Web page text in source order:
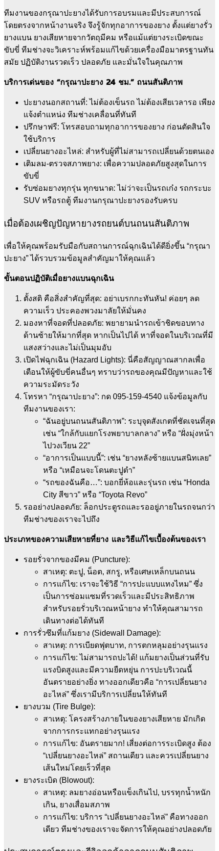
ทีมงานของกรุณาปะยางได้รับการอบรมและมีประสบการณ์
โดยตรงจากหน้างานจริง จึงรู้จักทุกอาการของยาง ตั้งแต่ยางรั่ว
ยางแบน ยางเสียหายจากวัตถุมีคม หรือแม้แต่ยางระเบิดขณะ
ขับขี่ ทีมช่างจะวิเคราะห์พร้อมแก้ไขด้วยเครื่องมือมาตรฐานทัน
สมัย ปฏิบัติงานรวดเร็ว ปลอดภัย และมั่นใจในคุณภาพ
บริการเด่นของ “กรุณาปะยาง 24 ชม.” ถนนสันติภาพ
ปะยางนอกสถานที่: ไม่ต้องเข็นรถ ไม่ต้องเสียเวลารอ เพียง
แจ้งตำแหน่ง ทีมช่างเคลื่อนที่ทันที
ปรึกษาฟรี: โทรสอบถามทุกอาการของยาง ก่อนตัดสินใจ
ใช้บริการ
เปลี่ยนยางอะไหล่: สำหรับผู้ที่ไม่สามารถเปลี่ยนด้วยตนเอง
เติมลม-ตรวจสภาพยาง: เพื่อความปลอดภัยสูงสุดในการ
ขับขี่
รับซ่อมยางทุกรุ่น ทุกขนาด: ไม่ว่าจะเป็นรถเก๋ง รถกระบะ
SUV หรือรถตู้ ทีมงานกรุณาปะยางรองรับครบ
เมื่อต้องเผชิญปัญหายางรถยนต์บนถนนสันติภาพ
เพื่อให้คุณพร้อมรับมือกับสถานการณ์ฉุกเฉินได้ดียิ่งขึ้น “กรุณา
ปะยาง” ได้รวบรวมข้อมูลสำคัญมาให้คุณแล้ว
ขั้นตอนปฏิบัติเมื่อยางแบนฉุกเฉิน
ตั้งสติ คือสิ่งสำคัญที่สุด: อย่าเบรกกะทันหัน! ค่อยๆ ลด
ความเร็ว ประคองพวงมาลัยให้มั่นคง
มองหาที่จอดที่ปลอดภัย: พยายามนำรถเข้าชิดขอบทาง
ด้านซ้ายให้มากที่สุด หากเป็นไปได้ หาที่จอดในบริเวณที่มี
แสงสว่างและไม่เป็นมุมอับ
เปิดไฟฉุกเฉิน (Hazard Lights): นี่คือสัญญาณสากลเพื่อ
เตือนให้ผู้ขับขี่คนอื่นๆ ทราบว่ารถของคุณมีปัญหาและใช้
ความระมัดระวัง
โทรหา “กรุณาปะยาง”: กด 095-159-4540 แจ้งข้อมูลกับ
ทีมงานของเรา:
“ฉันอยู่บนถนนสันติภาพ”: ระบุจุดสังเกตที่ชัดเจนที่สุด
เช่น “ใกล้กับแยกโรงพยาบาลกลาง” หรือ “ฝั่งมุ่งหน้า
ไปวงเวียน 22”
“อาการเป็นแบบนี้”: เช่น “ยางหลังซ้ายแบนสนิทเลย”
หรือ “เหมือนจะโดนตะปูตำ”
“รถของฉันคือ…”: บอกยี่ห้อและรุ่นรถ เช่น “Honda
City สีขาว” หรือ “Toyota Revo”
รออย่างปลอดภัย: ล็อกประตูรถและรออยู่ภายในรถจนกว่า
ทีมช่างของเราจะไปถึง
ประเภทของความเสียหายที่ยาง และวิธีแก้ไขเบื้องต้นของเรา
รอยรั่วจากของมีคม (Puncture):
สาเหตุ: ตะปู, น็อต, สกรู, หรือเศษเหล็กบนถนน
การแก้ไข: เราจะใช้วิธี “การปะแบบแทงไหม” ซึ่ง
เป็นการซ่อมแซมที่รวดเร็วและมีประสิทธิภาพ
สำหรับรอยรั่วบริเวณหน้ายาง ทำให้คุณสามารถ
เดินทางต่อได้ทันที
การรั่วซึมที่แก้มยาง (Sidewall Damage):
สาเหตุ: การเบียดฟุตบาท, การตกหลุมอย่างรุนแรง
การแก้ไข: ไม่สามารถปะได้! แก้มยางเป็นส่วนที่รับ
แรงบิดสูงและมีความยืดหยุ่น การปะบริเวณนี้
อันตรายอย่างยิ่ง ทางออกเดียวคือ “การเปลี่ยนยาง
อะไหล่” ซึ่งเรามีบริการเปลี่ยนให้ทันที
ยางบวม (Tire Bulge):
สาเหตุ: โครงสร้างภายในของยางเสียหาย มักเกิด
จากการกระแทกอย่างรุนแรง
การแก้ไข: อันตรายมาก! เสี่ยงต่อการระเบิดสูง ต้อง
“เปลี่ยนยางอะไหล่” สถานเดียว และควรเปลี่ยนยาง
เส้นใหม่โดยเร็วที่สุด
ยางระเบิด (Blowout):
สาเหตุ: ลมยางอ่อนหรือแข็งเกินไป, บรรทุกน้ำหนัก
เกิน, ยางเสื่อมสภาพ
การแก้ไข: บริการ “เปลี่ยนยางอะไหล่” คือทางออก
เดียว ทีมช่างของเราจะจัดการให้คุณอย่างปลอดภัย